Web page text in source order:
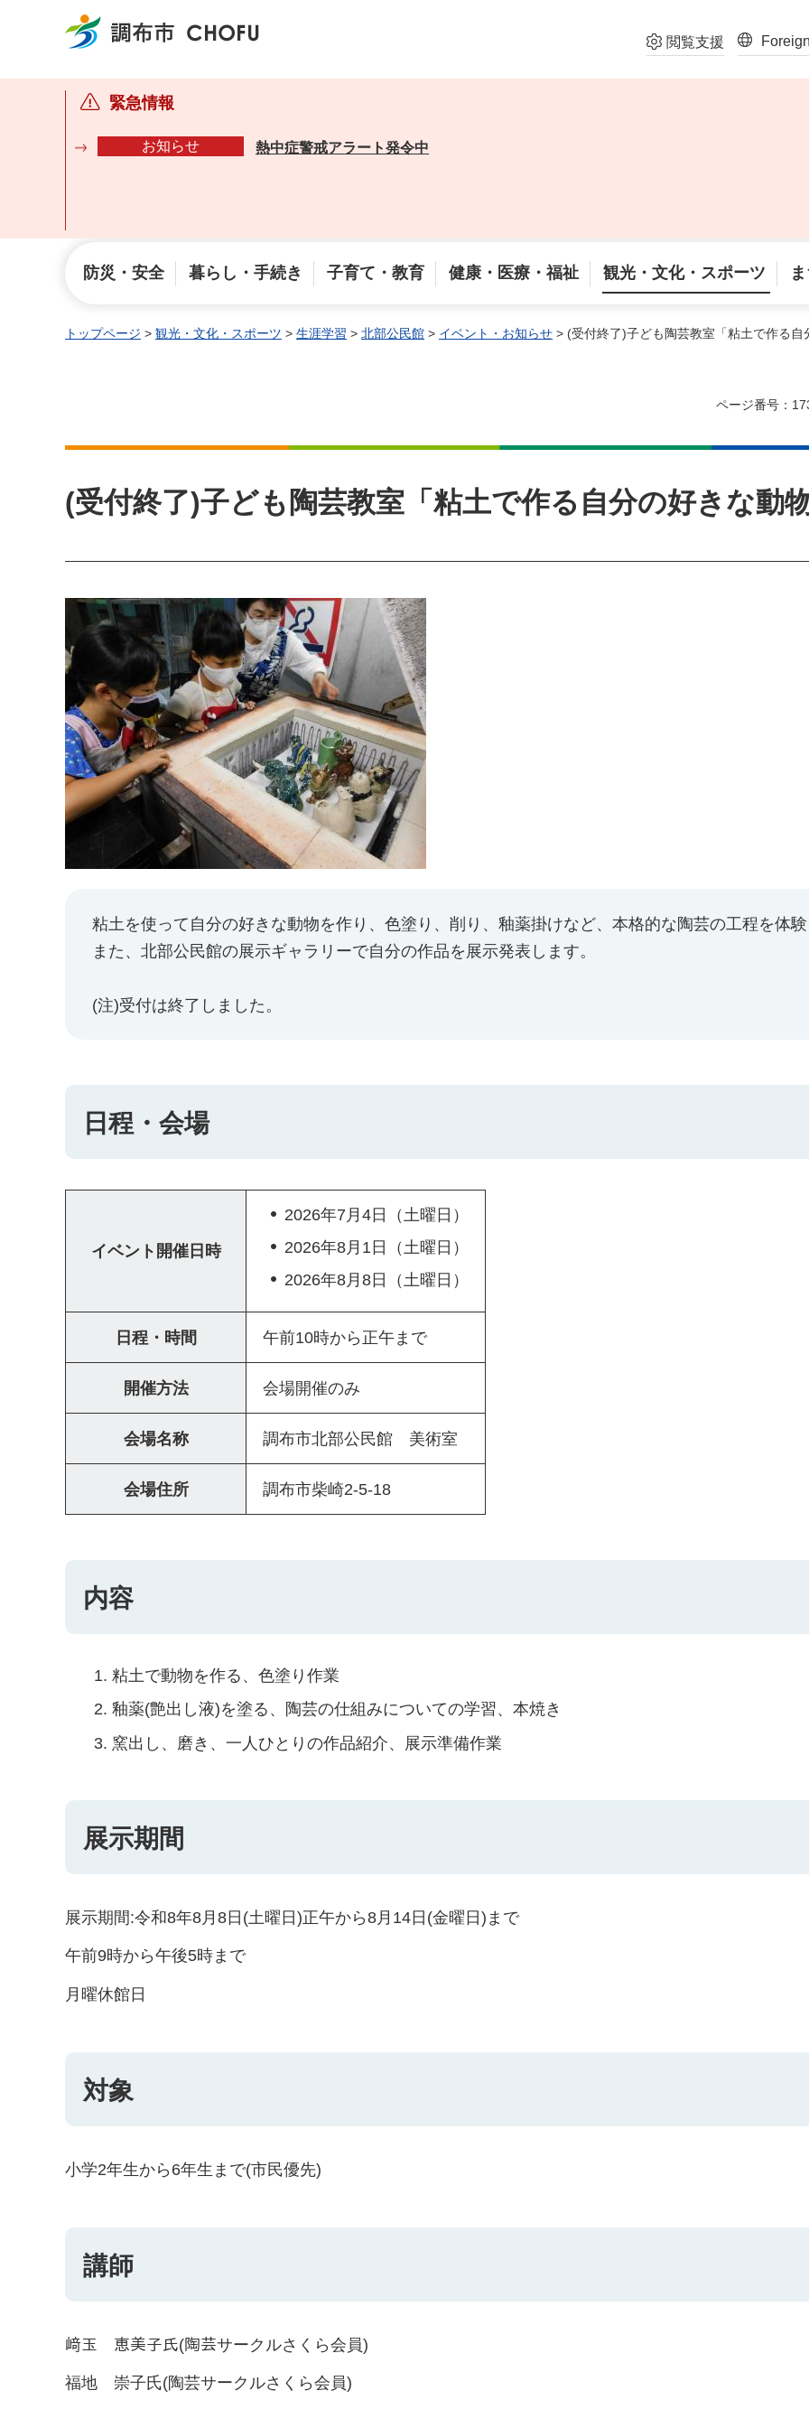
調布市 閲覧支援
緊急情報
お知らせ 熱中症警戒アラート発令中
防災・安全 暮らし・手続き 子育て・教育 健康・医療・福祉 観光・文化・スポーツ
トップページ > 観光・文化・スポーツ > 生涯学習 > 北部公民館 > イベント・お知らせ > (受付終了)子ども陶芸教室「粘土で作る
ページ番号：
(受付終了)子ども陶芸教室「粘土で作る自分の好きな動
粘土を使って自分の好きな動物を作り、色塗り、削り、釉薬掛けなど、本格的な陶芸の工程を体
また、北部公民館の展示ギャラリーで自分の作品を展示発表します。
(注)受付は終了しました。
日程・会場
イベント開催日時
2026年7月4日（土曜日）
2026年8月1日（土曜日）
2026年8月8日（土曜日）
日程・時間 午前10時から正午まで
開催方法 会場開催のみ
会場名称 調布市北部公民館 美術室
会場住所 調布市柴崎2-5-18
内容
粘土で動物を作る、色塗り作業
釉薬(艶出し液)を塗る、陶芸の仕組みについての学習、本焼き
窯出し、磨き、一人ひとりの作品紹介、展示準備作業
展示期間
展示期間:令和8年8月8日(土曜日)正午から8月14日(金曜日)まで
午前9時から午後5時まで
月曜休館日
対象
小学2年生から6年生まで(市民優先)
講師
﨑玉 恵美子氏(陶芸サークルさくら会員)
福地 崇子氏(陶芸サークルさくら会員)